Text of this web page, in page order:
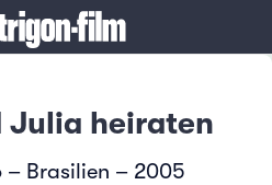
Julia heiraten
– Brasilien – 2005